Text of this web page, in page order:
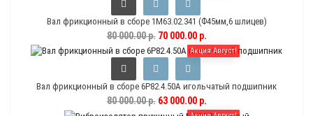
Вал фрикционный в сборе 1М63.02.341 (Ф45мм,6 шлицев)
80 000.00 р.70 000.00 р.
Акция Август!
Вал фрикционный в сборе 6Р82.4.50А игольчатый подшипник
80 000.00 р.63 000.00 р.